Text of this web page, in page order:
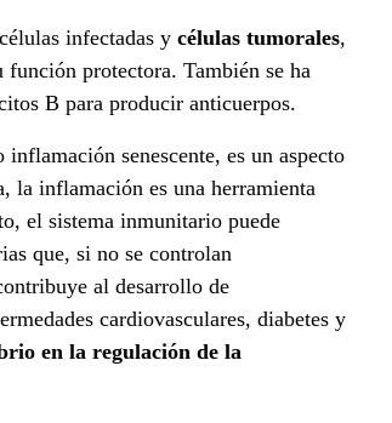
infectadas y células tumorales,
función protectora. También se ha
B para producir anticuerpos.
inflamación senescente, es un aspecto
la inflamación es una herramienta
el sistema inmunitario puede
que, si no se controlan
al desarrollo de
cardiovasculares, diabetes y
en la regulación de la